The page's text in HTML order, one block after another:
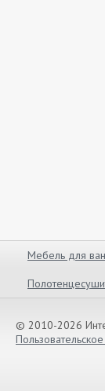
Мебель для
© 2010-2026